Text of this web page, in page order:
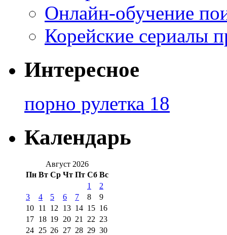
Онлайн-обучение
Корейские сериалы
Интересное
порно рулетка 18
Календарь
Август 2026
Пн Вт Ср Чт Пт Сб Вс
1
2
3
4 5 6 7 8
9
10 11 12 13 14 15 16
17 18 19 20 21 22 23
24 25 26 27 28 29 30